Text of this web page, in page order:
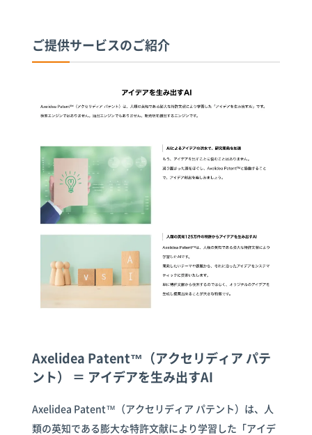
ご提供サービスのご紹介
Axelidea Patent™（アクセリディア パテ
ント） ＝ アイデアを生み出すAI
Axelidea Patent™（アクセリディア パテント）は、人
類の英知である膨大な特許文献により学習した「アイデ